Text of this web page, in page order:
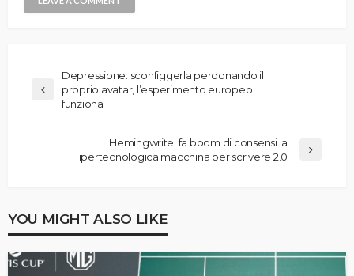
Depressione: sconfiggerla perdonando il
proprio avatar, l’esperimento europeo
funziona
Hemingwrite: fa boom di consensi la
ipertecnologica macchina per scrivere 2.0
YOU MIGHT ALSO LIKE